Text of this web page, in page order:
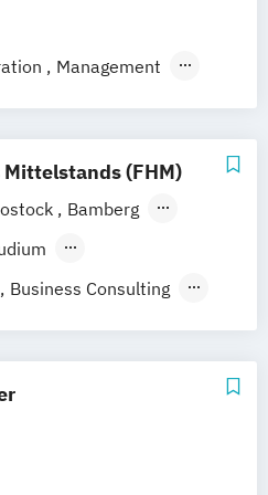
Advanced Finance
International
Management
(FHM)
Bamberg
Präsenzstudium
Business Consulting